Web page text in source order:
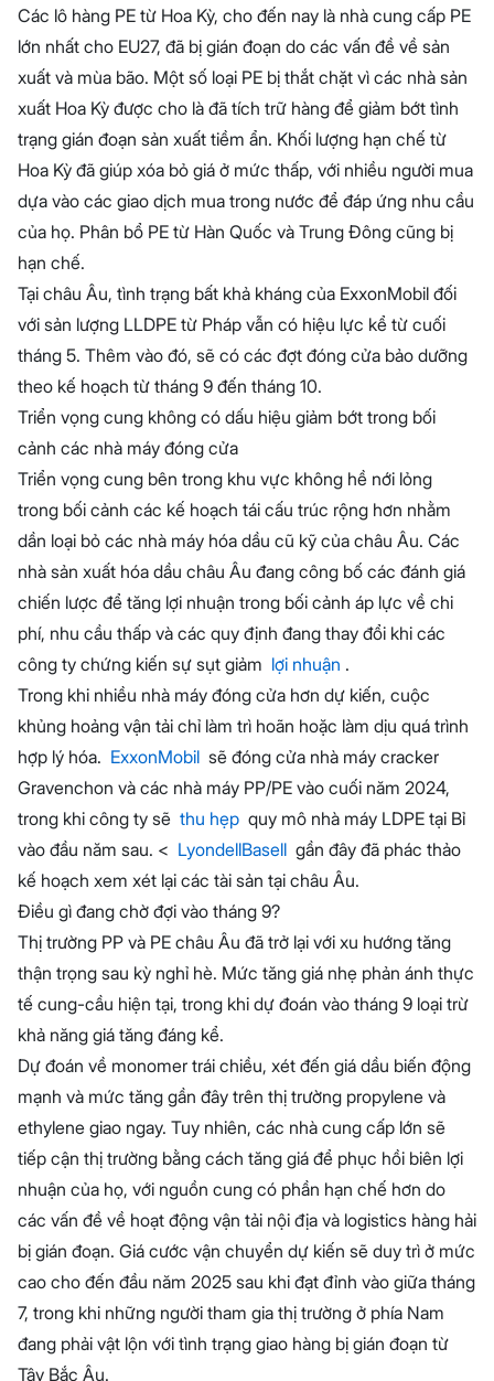
Các lô hàng PE từ Hoa Kỳ, cho đến nay là nhà cung cấp PE
lớn nhất cho EU27, đã bị gián đoạn do các vấn đề về sản
xuất và mùa bão. Một số loại PE bị thắt chặt vì các nhà sản
xuất Hoa Kỳ được cho là đã tích trữ hàng để giảm bớt tình
trạng gián đoạn sản xuất tiềm ẩn. Khối lượng hạn chế từ
Hoa Kỳ đã giúp xóa bỏ giá ở mức thấp, với nhiều người mua
dựa vào các giao dịch mua trong nước để đáp ứng nhu cầu
của họ. Phân bổ PE từ Hàn Quốc và Trung Đông cũng bị
hạn chế.
Tại châu Âu, tình trạng bất khả kháng của ExxonMobil đối
với sản lượng LLDPE từ Pháp vẫn có hiệu lực kể từ cuối
tháng 5. Thêm vào đó, sẽ có các đợt đóng cửa bảo dưỡng
theo kế hoạch từ tháng 9 đến tháng 10.
Triển vọng cung không có dấu hiệu giảm bớt trong bối
cảnh các nhà máy đóng cửa
Triển vọng cung bên trong khu vực không hề nới lỏng
trong bối cảnh các kế hoạch tái cấu trúc rộng hơn nhằm
dần loại bỏ các nhà máy hóa dầu cũ kỹ của châu Âu. Các
nhà sản xuất hóa dầu châu Âu đang công bố các đánh giá
chiến lược để tăng lợi nhuận trong bối cảnh áp lực về chi
phí, nhu cầu thấp và các quy định đang thay đổi khi các
công ty chứng kiến sự sụt giảm lợi nhuận .
Trong khi nhiều nhà máy đóng cửa hơn dự kiến, cuộc
khủng hoảng vận tải chỉ làm trì hoãn hoặc làm dịu quá trình
hợp lý hóa. ExxonMobil sẽ đóng cửa nhà máy cracker
Gravenchon và các nhà máy PP/PE vào cuối năm 2024,
trong khi công ty sẽ thu hẹp quy mô nhà máy LDPE tại Bỉ
vào đầu năm sau. < LyondellBasell gần đây đã phác thảo
kế hoạch xem xét lại các tài sản tại châu Âu.
Điều gì đang chờ đợi vào tháng 9?
Thị trường PP và PE châu Âu đã trở lại với xu hướng tăng
thận trọng sau kỳ nghỉ hè. Mức tăng giá nhẹ phản ánh thực
tế cung-cầu hiện tại, trong khi dự đoán vào tháng 9 loại trừ
khả năng giá tăng đáng kể.
Dự đoán về monomer trái chiều, xét đến giá dầu biến động
mạnh và mức tăng gần đây trên thị trường propylene và
ethylene giao ngay. Tuy nhiên, các nhà cung cấp lớn sẽ
tiếp cận thị trường bằng cách tăng giá để phục hồi biên lợi
nhuận của họ, với nguồn cung có phần hạn chế hơn do
các vấn đề về hoạt động vận tải nội địa và logistics hàng hải
bị gián đoạn. Giá cước vận chuyển dự kiến sẽ duy trì ở mức
cao cho đến đầu năm 2025 sau khi đạt đỉnh vào giữa tháng
7, trong khi những người tham gia thị trường ở phía Nam
đang phải vật lộn với tình trạng giao hàng bị gián đoạn từ
Tây Bắc Âu.